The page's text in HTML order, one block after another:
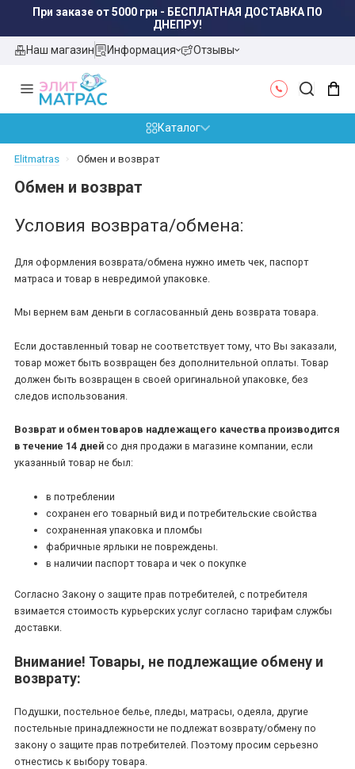
При заказе от 5000 грн - БЕСПЛАТНАЯ ДОСТАВКА ПО
ДНЕПРУ!
Наш магазин
Информация Отзывы
Каталог
Elitmatras Обмен и возврат
Обмен и возврат
Условия возврата/обмена:
Для оформления возврата/обмена нужно иметь чек, паспорт
матраса и товар в невредимой упаковке.
Мы вернем вам деньги в согласованный день возврата товара.
Если доставленный товар не соответствует тому, что Вы заказали,
товар может быть возвращен без дополнительной оплаты. Товар
должен быть возвращен в своей оригинальной упаковке, без
следов использования.
Возврат и обмен товаров надлежащего качества производится
в течение 14 дней со дня продажи в магазине компании, если
указанный товар не был:
в потреблении
сохранен его товарный вид и потребительские свойства
сохраненная упаковка и пломбы
фабричные ярлыки не повреждены.
в наличии паспорт товара и чек о покупке
Согласно Закону о защите прав потребителей, с потребителя
взимается стоимость курьерских услуг согласно тарифам службы
доставки.
Внимание! Товары, не подлежащие обмену и
возврату:
Подушки, постельное белье, пледы, матрасы, одеяла, другие
постельные принадлежности не подлежат возврату/обмену по
закону о защите прав потребителей. Поэтому просим серьезно
отнестись к выбору товара.